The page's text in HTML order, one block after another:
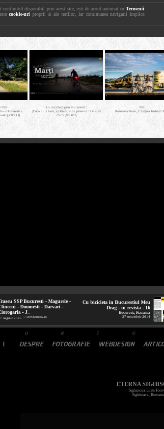
continutul disponibil prin acest site, esti de acord automat cuTermenii
cookie-uri proprii si ale tertilor, iar continuarea navigarii implica
SSP
- Domnesti -
[VIDEO]
Cu bicicleta prin Bucuresti /
(Daca nu e luni, e) Marti, intre prieteni / 14 iulie
2026 [VIDEO]
PiP
Romania Rosu, Chiajna Judetul
SSP Bucuresti - Magurele -
- Domnesti - Darvari -
- J...
august 2026 / via mtb.kerucov.ro
Cu bicicleta in Bucurestiul Meu
Drag - in revista - 16
Bucuresti, Romania
27 octombrie 2014
ETERNA
Sighisoara Lasts
Sighisoara,